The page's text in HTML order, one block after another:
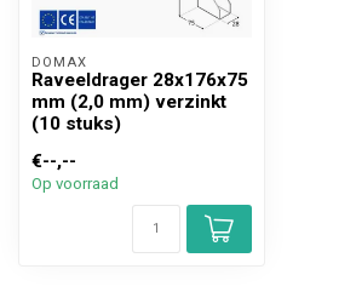
DOMAX
Raveeldrager 28x176x75
mm (2,0 mm) verzinkt
(10 stuks)
€--,--
Op voorraad